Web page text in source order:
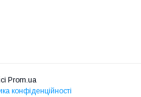
Prom.ua
конфіденційності